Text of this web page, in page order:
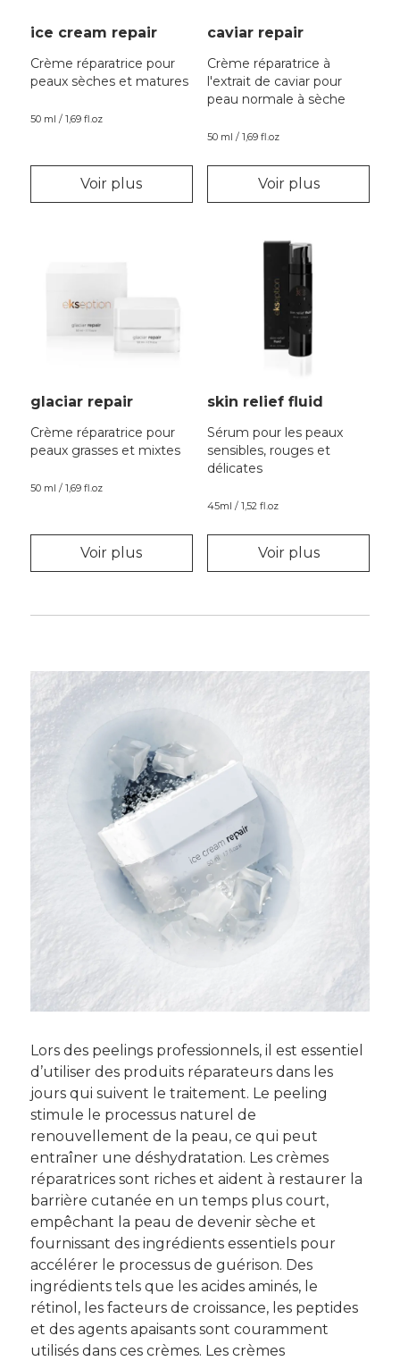
ice cream repair
Crème réparatrice pour
peaux sèches et matures
50 ml / 1,69 fl.oz
Voir plus
caviar repair
Crème réparatrice à
l'extrait de caviar pour
peau normale à sèche
50 ml / 1,69 fl.oz
Voir plus
glaciar repair
Crème réparatrice pour
peaux grasses et mixtes
50 ml / 1,69 fl.oz
Voir plus
skin relief fluid
Sérum pour les peaux
sensibles, rouges et
délicates
45ml / 1,52 fl.oz
Voir plus
Lors des peelings professionnels, il est essentiel
d’utiliser des produits réparateurs dans les
jours qui suivent le traitement. Le peeling
stimule le processus naturel de
renouvellement de la peau, ce qui peut
entraîner une déshydratation. Les crèmes
réparatrices sont riches et aident à restaurer la
barrière cutanée en un temps plus court,
empêchant la peau de devenir sèche et
fournissant des ingrédients essentiels pour
accélérer le processus de guérison. Des
ingrédients tels que les acides aminés, le
rétinol, les facteurs de croissance, les peptides
et des agents apaisants sont couramment
utilisés dans ces crèmes. Les crèmes